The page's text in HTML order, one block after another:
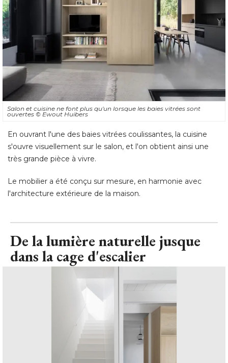
Salon et cuisine ne font plus qu'un lorsque les baies vitrées sont
ouvertes © Ewout Huibers
En ouvrant l'une des baies vitrées coulissantes, la cuisine
s'ouvre visuellement sur le salon, et l'on obtient ainsi une
très grande pièce à vivre.
Le mobilier a été conçu sur mesure, en harmonie avec
l'architecture extérieure de la maison.
De la lumière naturelle jusque
dans la cage d'escalier